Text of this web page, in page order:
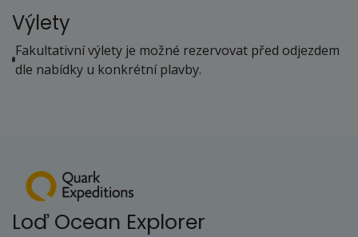
Výlety
Fakultativní výlety je možné rezervovat před odjezdem
dle nabídky u konkrétní plavby.
Loď Ocean Explorer